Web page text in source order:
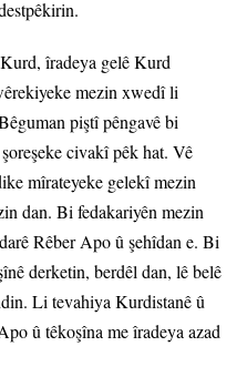
îradeya gelê Kurd
mezin xwedî li
piştî pêngavê bi
civakî pêk hat. Vê
mîrateyeke gelekî mezin
dan. Bi fedakariyên mezin
Rêber Apo û şehîdan e. Bi
derketin, berdêl dan, lê belê
Li tevahiya Kurdistanê û
û têkoşîna me îradeya azad